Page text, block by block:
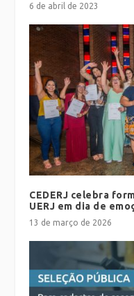
6 de abril de 2023
CEDERJ celebra
UERJ em dia de
13 de março de 2026